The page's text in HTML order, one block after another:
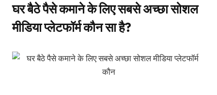
घर बैठे पैसे कमाने के लिए सबसे अच्छा सोशल
मीडिया प्लेटफॉर्म कौन सा है?